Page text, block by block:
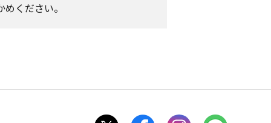
ください。